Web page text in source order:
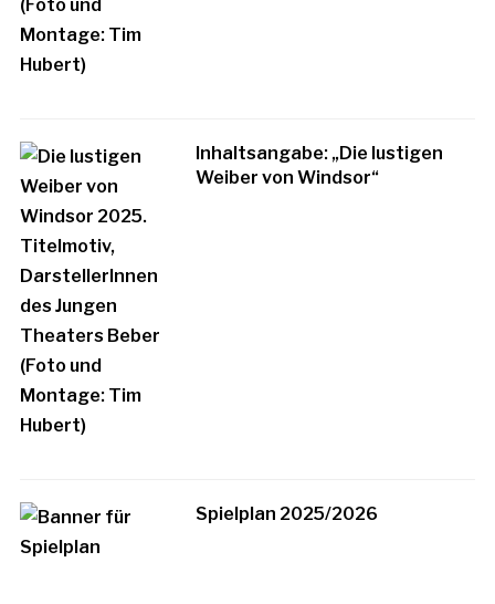
Inhaltsangabe: „Die lustigen
Weiber von Windsor“
Spielplan 2025/2026